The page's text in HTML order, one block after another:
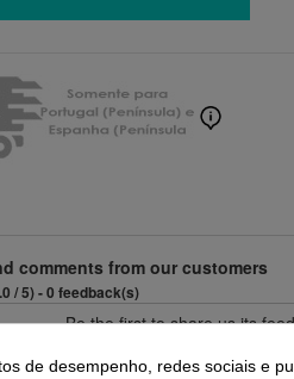
comments from our customers
/ 5) - 0 feedback(s)
Be the first to share us its
de desempenho, redes sociais e